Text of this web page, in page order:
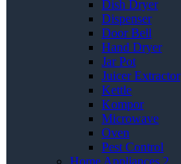
Dish Dryer
Dispenser
Door Bell
Hand Dryer
Jar Pot
Juicer Extractor
Kettle
Kompor
Microwave
Oven
Pest Control
Home Appliances 2